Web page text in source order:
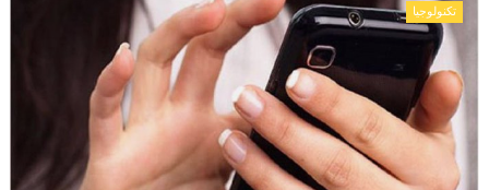
تكنولوجيا